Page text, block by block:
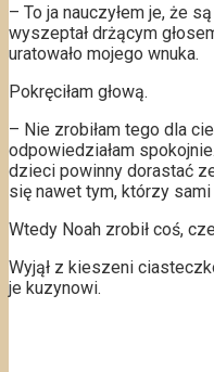
– To ja nauczyłem je, że
wyszeptał drżącym
uratowało mojego wnuka.
Pokręciłam głową.
– Nie zrobiłam tego dla
odpowiedziałam
dzieci powinny dorastać
się nawet tym, którzy
Wtedy Noah zrobił coś,
Wyjął z kieszeni
je kuzynowi.